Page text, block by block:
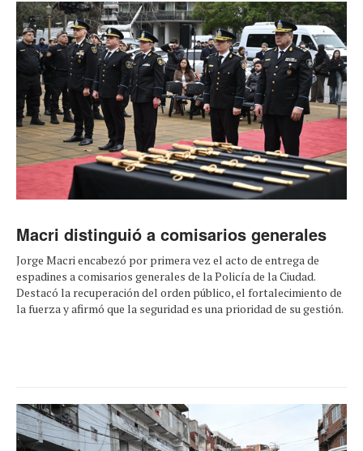
Macri distinguió a comisarios generales
Jorge Macri encabezó por primera vez el acto de entrega de
espadines a comisarios generales de la Policía de la Ciudad.
Destacó la recuperación del orden público, el fortalecimiento de
la fuerza y afirmó que la seguridad es una prioridad de su gestión.